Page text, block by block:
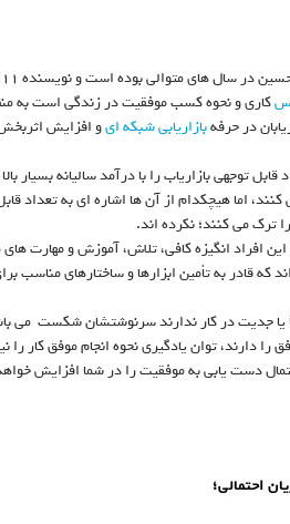
کاری و نحوه کسب موفقیت در زندگی است به
بازاریابی شبکه ایو افزایش
توجهی بازاریاب را با درآمد سالیانه بسیار
کنند، اما هیچکدام از آن ها اشاره ای به
ترک می کنند؛ نکرده اند.
این افراد انگیزه کافی، تلاش، آموزش و مهارت
قادر به تأمین ابزارها و ساختارهای مناسب
یا جدیت در کار ندارند سرنوشتشان شکست می
دارند، توان یادگیری نحوه انجام موفق کار را